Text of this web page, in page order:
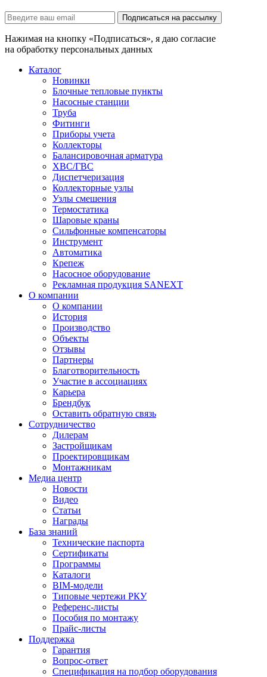
Подписаться на рассылку
Нажимая на кнопку «Подписаться», я даю согласие
на обработку персональных данных
Каталог
Новинки
Блочные тепловые пункты
Насосные станции
Труба
Фитинги
Приборы учета
Коллекторы
Балансировочная арматура
ХВС/ГВС
Диспетчеризация
Коллекторные узлы
Узлы смешения
Термостатика
Шаровые краны
Сильфонные компенсаторы
Инструмент
Автоматика
Крепеж
Насосное оборудование
Рекламная продукция SANEXT
О компании
О компании
История
Производство
Объекты
Отзывы
Партнеры
Благотворительность
Участие в ассоциациях
Карьера
Брендбук
Оставить обратную связь
Сотрудничество
Дилерам
Застройщикам
Проектировщикам
Монтажникам
Медиа центр
Новости
Видео
Статьи
Награды
База знаний
Технические паспорта
Сертификаты
Программы
Каталоги
BIM-модели
Типовые чертежи РКУ
Референс-листы
Пособия по монтажу
Прайс-листы
Поддержка
Гарантия
Вопрос-ответ
Спецификация на подбор оборудования